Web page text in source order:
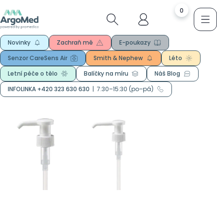
0
Novinky Zachraň mě
E-poukazy
Senzor CareSens Air
Smith & Nephew
Léto
Letní péče o tělo
Balíčky na míru
Náš Blog
INFOLINKA +420 323 630 630 | 7:30–15:30 (po–pá)